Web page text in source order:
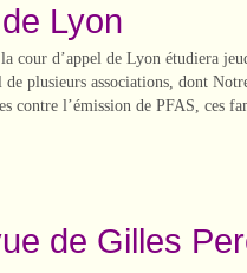
Lyon
cour d’appel de Lyon étudiera
plusieurs associations, dont
contre l’émission de PFAS, ces
de Gilles